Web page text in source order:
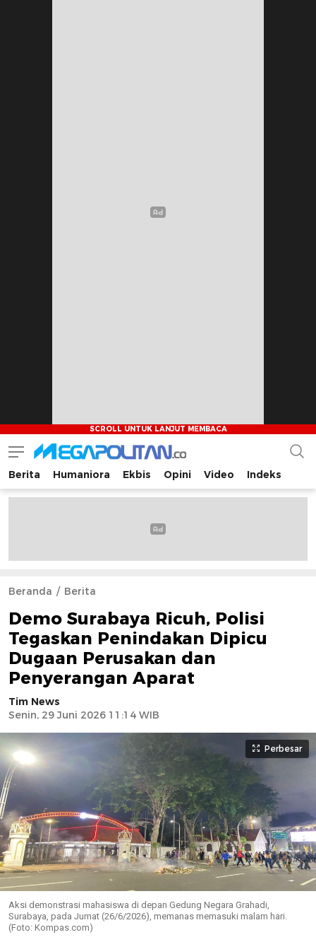
Megapolitan.co
Menyajikan berita-berita fakta bagi pembaca
Berita Humaniora Ekbis Opini Video Indeks
Beranda Berita
Demo Surabaya Ricuh, Polisi
Tegaskan Penindakan Dipicu
Dugaan Perusakan dan
Penyerangan Aparat
Tim News
Senin, 29 Juni 2026 11:14 WIB
Perbesar
Aksi demonstrasi mahasiswa di depan Gedung Negara Grahadi,
Surabaya, pada Jumat (26/6/2026), memanas memasuki malam hari.
(Foto: Kompas.com)